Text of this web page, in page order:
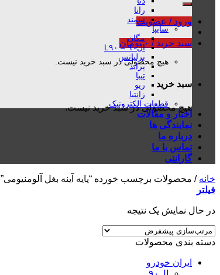
ورود / عضویت
سبد خرید / ۰ تومان
هیچ محصولی در سبد خرید نیست.
سبد خرید
هیچ محصولی در سبد خرید نیست.
رانا
سمند
سایپا
مگان
ال۹۰ – L۹۰
برلیانس
پراید
تیبا
ریو
زانتیا
قطعات الکترونیک
اخبار و مقالات
نمایندگی ها
درباره ما
تماس با ما
گارانتی
خانه / محصولات برچسب خورده “پایه آینه بغل آلومنیومی”
فیلتر
در حال نمایش یک نتیجه
دسته بندی محصولات
ایران خودرو